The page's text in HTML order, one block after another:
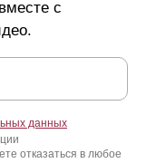
с
данных
отказаться в любое